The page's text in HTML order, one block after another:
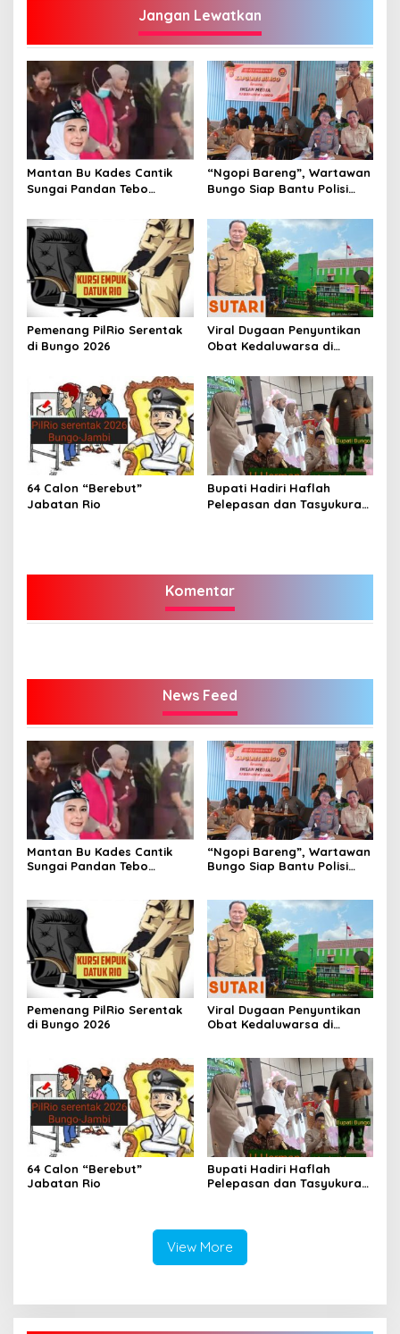
Jangan Lewatkan
Mantan Bu Kades Cantik
Sungai Pandan Tebo
Milyar
“Ngopi Bareng”, Wartawan
Bungo Siap Bantu Polisi
Pemenang PilRio Serentak
di Bungo 2026
Viral Dugaan Penyuntikan
Obat Kedaluwarsa di
Mengkuang, Kapus: Obat
Belum Sempat Masuk ke
Tubuh Pasien
64 Calon “Berebut”
Jabatan Rio
Bupati Hadiri Haflah
Pelepasan dan Tasyukuran
Komentar
News Feed
Mantan Bu Kades Cantik
Sungai Pandan Tebo
“Ngopi Bareng”, Wartawan
Bungo Siap Bantu Polisi
Pemenang PilRio Serentak
di Bungo 2026
Viral Dugaan Penyuntikan
Obat Kedaluwarsa di
Belum Sempat Masuk ke
Tubuh Pasien
64 Calon “Berebut”
Jabatan Rio
Bupati Hadiri Haflah
Pelepasan dan Tasyukuran
View More